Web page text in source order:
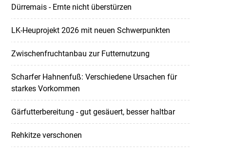
Dürremais - Ernte nicht überstürzen
LK-Heuprojekt 2026 mit neuen Schwerpunkten
Zwischenfruchtanbau zur Futternutzung
Scharfer Hahnenfuß: Verschiedene Ursachen für
starkes Vorkommen
Gärfutterbereitung - gut gesäuert, besser haltbar
Rehkitze verschonen